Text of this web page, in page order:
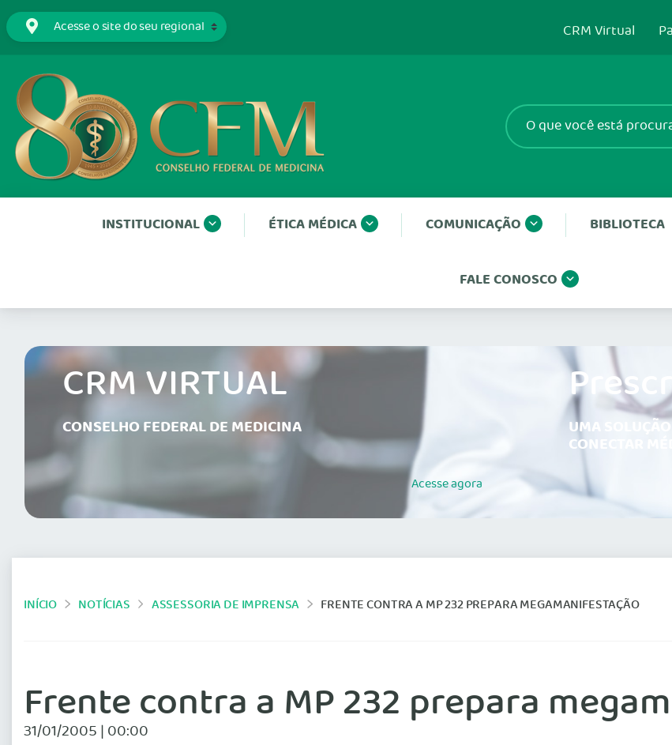
CRM Virtual
INSTITUCIONAL ÉTICA MÉDICA COMUNICAÇÃO BIBLIOTECA
FALE CONOSCO
CRM VIRTUAL
CONSELHO FEDERAL DE MEDICINA
Acesseagora
UMA
CONECTAR
INÍCIO NOTÍCIAS ASSESSORIA DE IMPRENSA FRENTE CONTRA A MP 232 PREPARA MEGAMANIFESTAÇÃO
Frente contra a MP 232 prepara
31/01/2005 | 00:00